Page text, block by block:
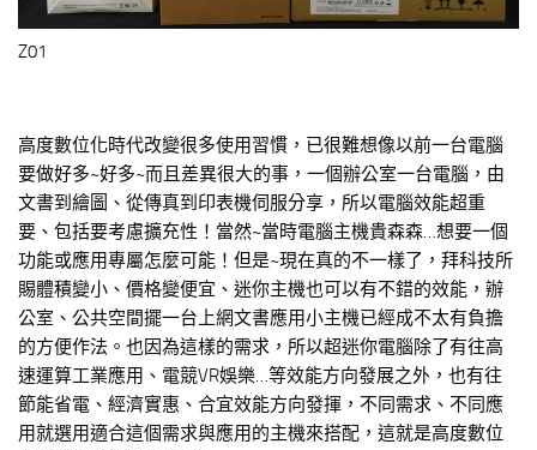
Z01
高度數位化時代改變很多使用習慣，已很難想像以前一台電腦
要做好多~好多~而且差異很大的事，一個辦公室一台電腦，由
文書到繪圖、從傳真到印表機伺服分享，所以電腦效能超重
要、包括要考慮擴充性！當然~當時電腦主機貴森森…想要一個
功能或應用專屬怎麼可能！但是~現在真的不一樣了，拜科技所
賜體積變小、價格變便宜、迷你主機也可以有不錯的效能，辦
公室、公共空間擺一台上網文書應用小主機已經成不太有負擔
的方便作法。也因為這樣的需求，所以超迷你電腦除了有往高
速運算工業應用、電競VR娛樂…等效能方向發展之外，也有往
節能省電、經濟實惠、合宜效能方向發揮，不同需求、不同應
用就選用適合這個需求與應用的主機來搭配，這就是高度數位